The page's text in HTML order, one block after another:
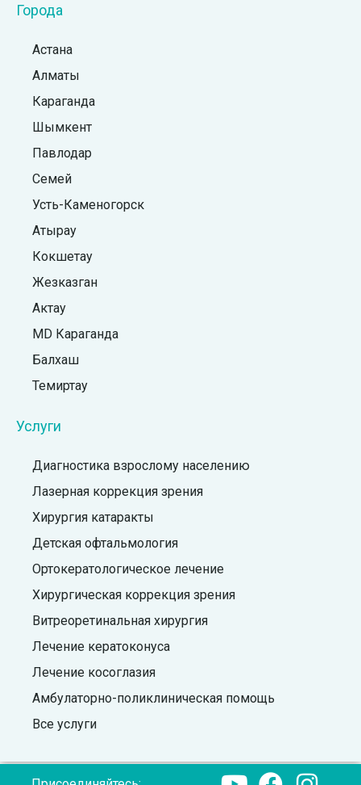
Города
Астана
Алматы
Караганда
Шымкент
Павлодар
Семей
Усть-Каменогорск
Атырау
Кокшетау
Жезказган
Актау
MD Караганда
Балхаш
Темиртау
Услуги
Диагностика взрослому населению
Лазерная коррекция зрения
Хирургия катаракты
Детская офтальмология
Ортокератологическое лечение
Хирургическая коррекция зрения
Витреоретинальная хирургия
Лечение кератоконуса
Лечение косоглазия
Амбулаторно-поликлиническая помощь
Все услуги